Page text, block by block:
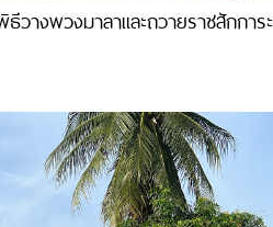
างพวงมาลาและถวายราชสักการะ